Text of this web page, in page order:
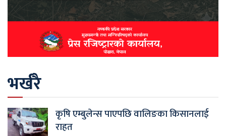
भर्खरै
कृषि एम्बुलेन्स पाएपछि वालिङका किसानलाई
राहत